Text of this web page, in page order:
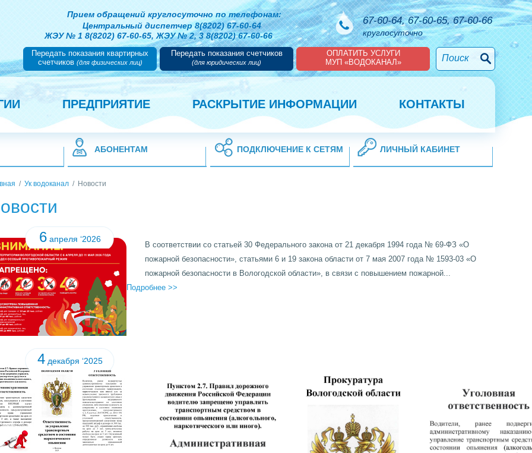
Прием обращений круглосуточнопо телефонам:
Центральный диспетчер 8(8202) 67-60-64
ЖЭУ № 1 8(8202) 67-60-65, ЖЭУ № 2, 3 8(8202) 67-60-66
67-60-64, 67-60-65, 67-60-66
круглосуточно
Передать показания квартирных
счетчиков (для физических лиц)
Передать показания счетчиков
(для юридических лиц)
ОПЛАТИТЬ УСЛУГИ
МУП «ВОДОКАНАЛ»
ПРЕДПРИЯТИЕ РАСКРЫТИЕ ИНФОРМАЦИИ КОНТАКТЫ
АБОНЕНТАМ ПОДКЛЮЧЕНИЕ К СЕТЯМ ЛИЧНЫЙ КАБИНЕТ
/ Ук водоканал / Новости
6апреля ‘2026
В соответствии со статьей 30 Федерального закона от 21 декабря 1994 года № 69-ФЗ «О
пожарной безопасности», статьями 6 и 19 закона области от 7 мая 2007 года № 1593-03 «О
пожарной безопасности в Вологодской области», в свя­зи с повышением пожарной...
Подробнее >>
4декабря ‘2025